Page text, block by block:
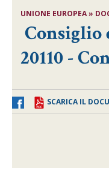
UNIONE EUROPEA »
Consiglio
20110 -
SCARICA IL